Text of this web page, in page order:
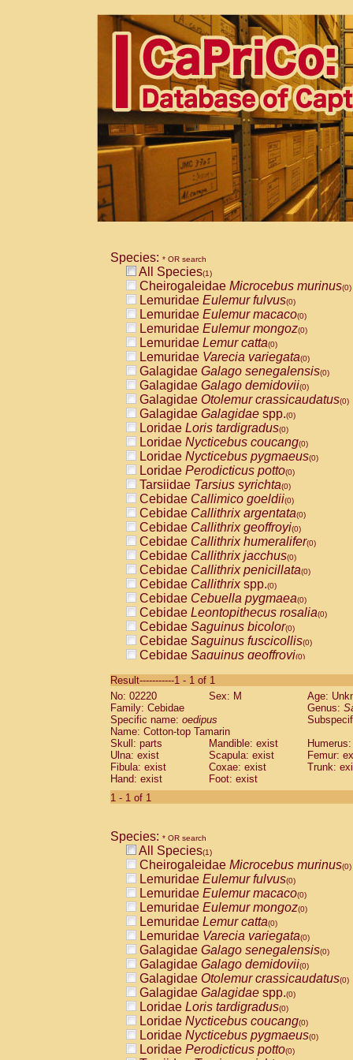
Species: * OR search
All Species(1)
Cheirogaleidae Microcebus murinus(0)
Lemuridae Eulemur fulvus(0)
Lemuridae Eulemur macaco(0)
Lemuridae Eulemur mongoz(0)
Lemuridae Lemur catta(0)
Lemuridae Varecia variegata(0)
Galagidae Galago senegalensis(0)
Galagidae Galago demidovii(0)
Galagidae Otolemur crassicaudatus(0)
Galagidae Galagidae spp.(0)
Loridae Loris tardigradus(0)
Loridae Nycticebus coucang(0)
Loridae Nycticebus pygmaeus(0)
Loridae Perodicticus potto(0)
Tarsiidae Tarsius syrichta(0)
Cebidae Callimico goeldii(0)
Cebidae Callithrix argentata(0)
Cebidae Callithrix geoffroyi(0)
Cebidae Callithrix humeralifer(0)
Cebidae Callithrix jacchus(0)
Cebidae Callithrix penicillata(0)
Cebidae Callithrixspp.(0)
Cebidae Cebuella pygmaea(0)
Cebidae Leontopithecus rosalia(0)
Cebidae Saguinus bicolor(0)
Cebidae Saguinus fuscicollis(0)
Cebidae Saguinus geoffroyi(0)
CebidaeSaguinus labiatus(0)
Cebidae Saguinus leucopus (0)
Cebidae
CebidaeSaguinus mystax
Cebidae Saguinus nigricollis (0)
Cebidae Saguinus oedipus
Cebidae Saguinus weddelli
Cebidae Saguinusspp.
Cebidae
CebidaeCebus capucinus
CebidaeCebus nigrivittatus
CebidaeCebus spp.(0)
CebidaeSaimiri boliviensis(0)
CebidaeSaimiri sciureus(0)
AtelidaeAlouatta caraya(0)
AtelidaeAlouatta fusca(0)
AtelidaeAlouatta seniculus(0)
AtelidaeAlouattaspp.(0)
AtelidaeAteles belzebuth(0)
AtelidaeAteles geoffroyi(0)
AtelidaeAteles paniscus(0)
AtelidaeAtelesspp.(0)
AtelidaeLagothrix lagothricha(0)
AtelidaeLagothrix lagothricha cana
PitheciidaeCacajao calvus
Result-----------1 - 1 of 1
No: 02220
Sex: M
Age:
Family: Cebidae
Genus:
Specific name: oedipus
Name: Cotton-top Tamarin
Skull: parts
Mandible: exist
Ulna: exist
Scapula: exist
Femur:
Fibula: exist
Coxae: exist
Trunk:
Hand: exist
Foot: exist
1 - 1 of 1
Species: * OR search
All Species(1)
Cheirogaleidae Microcebus murinus(0)
Lemuridae Eulemur fulvus(0)
Lemuridae Eulemur macaco(0)
Lemuridae Eulemur mongoz(0)
Lemuridae Lemur catta(0)
Lemuridae Varecia variegata(0)
Galagidae Galago senegalensis(0)
Galagidae Galago demidovii(0)
Galagidae Otolemur crassicaudatus(0)
Galagidae Galagidae spp.(0)
Loridae Loris tardigradus(0)
Loridae Nycticebus coucang(0)
Loridae Nycticebus pygmaeus(0)
Loridae Perodicticus potto(0)